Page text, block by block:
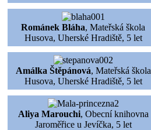
Románek Bláha, Mateřská škola
Husova, Uherské Hradiště, 5 let
Amálka Štěpánová, Mateřská škola
Husova, Uherské Hradiště, 5 let
Aliya Marouchi, Obecní knihovna
Jaroměřice u Jevíčka, 5 let